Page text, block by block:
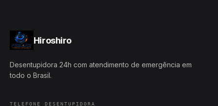
Hiroshiro
Desentupidora 24h com atendimento de emergência em
todo o Brasil.
TELEFONE DESENTUPIDORA